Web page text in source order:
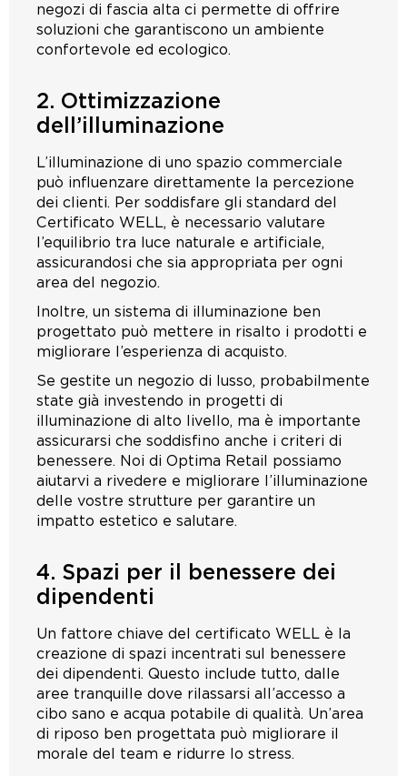
negozi di fascia alta ci permette di offrire
soluzioni che garantiscono un ambiente
confortevole ed ecologico.
2. Ottimizzazione
dell’illuminazione
L’illuminazione di uno spazio commerciale
può influenzare direttamente la percezione
dei clienti. Per soddisfare gli standard del
Certificato WELL, è necessario valutare
l’equilibrio tra luce naturale e artificiale,
assicurandosi che sia appropriata per ogni
area del negozio.
Inoltre, un sistema di illuminazione ben
progettato può mettere in risalto i prodotti e
migliorare l’esperienza di acquisto.
Se gestite un negozio di lusso, probabilmente
state già investendo in progetti di
illuminazione di alto livello, ma è importante
assicurarsi che soddisfino anche i criteri di
benessere. Noi di Optima Retail possiamo
aiutarvi a rivedere e migliorare l’illuminazione
delle vostre strutture per garantire un
impatto estetico e salutare.
4. Spazi per il benessere dei
dipendenti
Un fattore chiave del certificato WELL è la
creazione di spazi incentrati sul benessere
dei dipendenti. Questo include tutto, dalle
aree tranquille dove rilassarsi all’accesso a
cibo sano e acqua potabile di qualità. Un’area
di riposo ben progettata può migliorare il
morale del team e ridurre lo stress.